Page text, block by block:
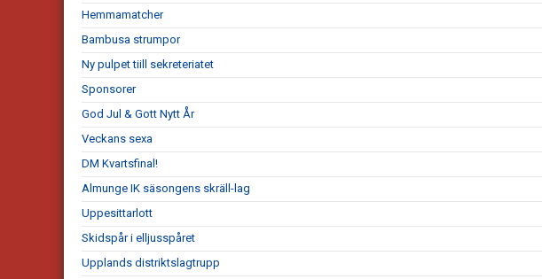
Hemmamatcher
Bambusa strumpor
Ny pulpet tiill sekreteriatet
Sponsorer
God Jul & Gott Nytt År
Veckans sexa
DM Kvartsfinal!
Almunge IK säsongens skräll-lag
Uppesittarlott
Skidspår i elljusspåret
Upplands distriktslagtrupp